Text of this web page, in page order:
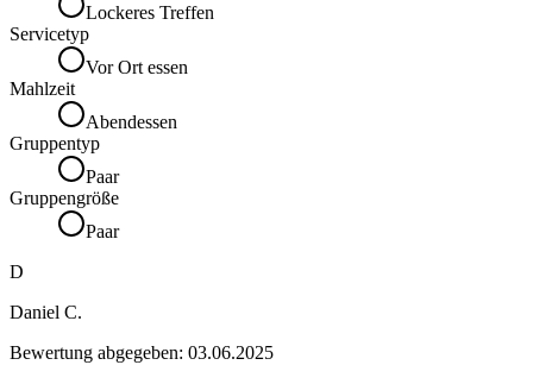
Lockeres Treffen
Servicetyp
Vor Ort essen
Mahlzeit
Abendessen
Gruppentyp
Paar
Gruppengröße
Paar
D
Daniel C.
Bewertung abgegeben: 03.06.2025